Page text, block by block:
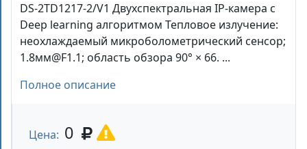
DS-2TD1217-2/V1 Двухспектральная IP-камера с
Deep learning алгоритмом Тепловое излучение:
неохлаждаемый микроболометрический сенсор;
1.8мм@F1.1; область обзора 90° × 66. ...
Полное описание
Цена: 0